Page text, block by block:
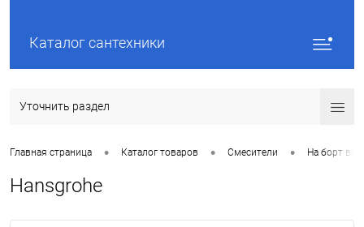
Каталог сантехники
Уточнить раздел
Главная страница • Каталог товаров • Смесители • На борт
Hansgrohe